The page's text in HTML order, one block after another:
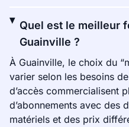
Quel est le meilleur
Guainville ?
À Guainville, le choix du
varier selon les besoins
d’accès commercialisent
d’abonnements avec des
matériels et des prix